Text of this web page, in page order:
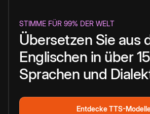
STIMME FÜR 99% DER WELT
Übersetzen Sie aus
Englischen in über
Sprachen und
Entdecke TTS-